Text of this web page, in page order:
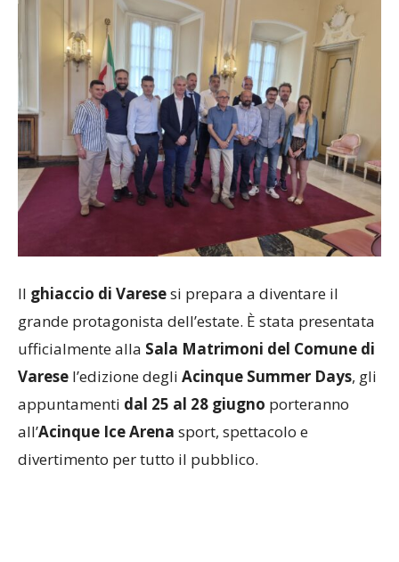
Il ghiaccio di Varesesi prepara a diventare il
grande protagonista dell’estate. È stata presentata
ufficialmente alla Sala Matrimoni del Comune di
Varese l’edizione degli Acinque Summer Days, gli
appuntamenti dal 25 al 28 giugno porteranno
all’Acinque Ice Arena sport, spettacolo e
divertimento per tutto il pubblico.